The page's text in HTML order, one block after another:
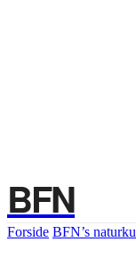
BFN
Forside BFN’s